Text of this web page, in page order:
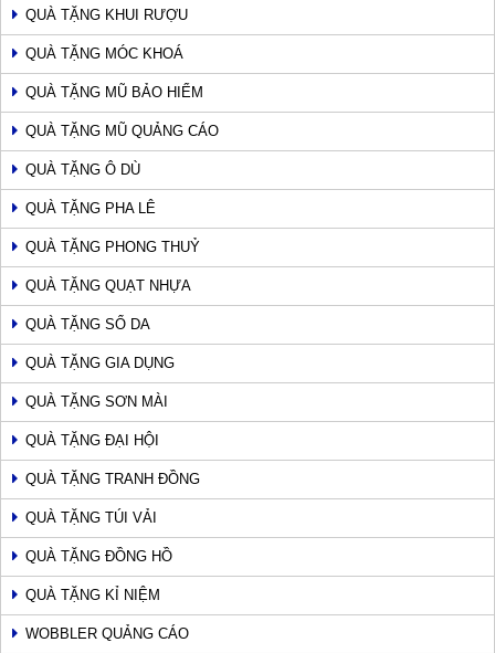
QUÀ TẶNG KHUI RƯỢU
QUÀ TẶNG MÓC KHOÁ
QUÀ TẶNG MŨ BẢO HIỂM
QUÀ TẶNG MŨ QUẢNG CÁO
QUÀ TẶNG Ô DÙ
QUÀ TẶNG PHA LÊ
QUÀ TẶNG PHONG THUỶ
QUÀ TẶNG QUẠT NHỰA
QUÀ TẶNG SỔ DA
QUÀ TẶNG GIA DỤNG
QUÀ TẶNG SƠN MÀI
QUÀ TẶNG ĐẠI HỘI
QUÀ TẶNG TRANH ĐỒNG
QUÀ TẶNG TÚI VẢI
QUÀ TẶNG ĐỒNG HỒ
QUÀ TẶNG KỈ NIỆM
WOBBLER QUẢNG CÁO